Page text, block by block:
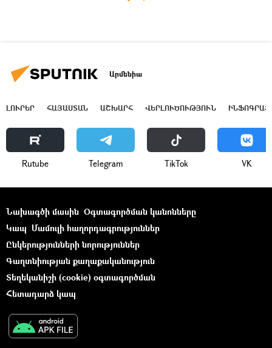
Արմենիա
ԼՈՒՐԵՐ ՀԱՅԱՍՏԱՆ ԱՇԽԱՐՀ ՎԵՐԼՈՒԾՈՒԹՅՈՒՆ
Rutube Telegram ТikТоk VK
Նախագծի մասին Օգտագործման կանոնները
Կապ Մամուլի հաղորդագրություններ
Ընկերությունների նորություններ
Գաղտնիության քաղաքականություն
Տեղեկանիշի (cookie) օգտագործման
Հետադարձ կապ